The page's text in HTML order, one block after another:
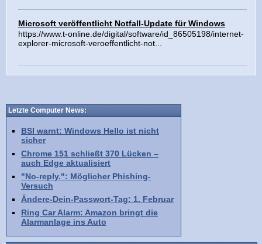
Microsoft veröffentlicht Notfall-Update für Windows
https://www.t-online.de/digital/software/id_86505198/internet-
explorer-microsoft-veroeffentlicht-not...
Letzte Computer News:
BSI warnt: Windows Hello ist nicht
sicher
Chrome 151 schließt 370 Lücken –
auch Edge aktualisiert
"No-reply.": Möglicher Phishing-
Versuch
Ändere-Dein-Passwort-Tag: 1. Februar
Ring Car Alarm: Amazon bringt die
Alarmanlage ins Auto